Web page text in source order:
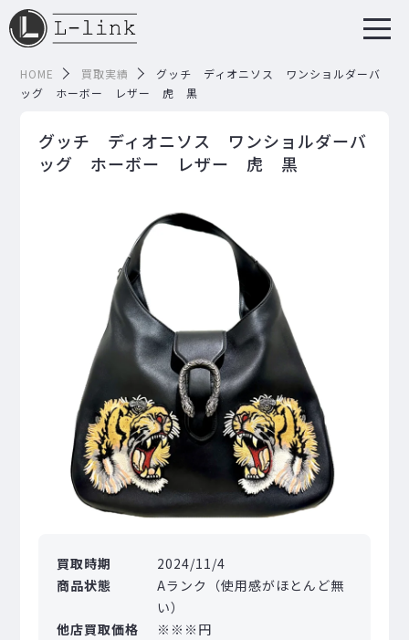
HOME 買取実績
グッチ ディオニソス ワンショルダーバ
ッグ ホーボー レザー 虎 黒
グッチ ディオニソス ワンショルダーバ
ッグ ホーボー レザー 虎 黒
買取時期
2024/11/4
商品状態
Aランク（使用感がほとんど無
い）
他店買取価格
※※※円